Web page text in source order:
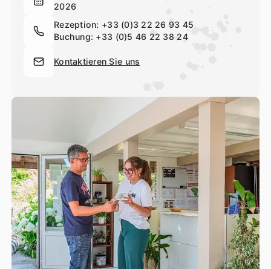
2026
Rezeption: +33 (0)3 22 26 93 45
Buchung: +33 (0)5 46 22 38 24
Kontaktieren Sie uns